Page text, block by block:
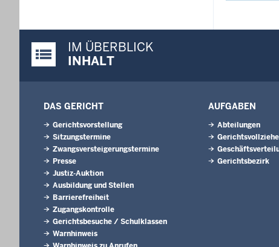
Justiz-Portal im Überblick:
IM ÜBERBLICK
INHALT
DAS GERICHT
Gerichtsvorstellung
Sitzungstermine
Zwangsversteigerungs­termine
Presse
Justiz-Auktion
Ausbildung und Stellen
Barrierefreiheit
Zugangskontrolle
Gerichtsbesuche / Schulklassen
Warnhinweis
AUFGABEN
Abteilungen
Gerichtsbezirk